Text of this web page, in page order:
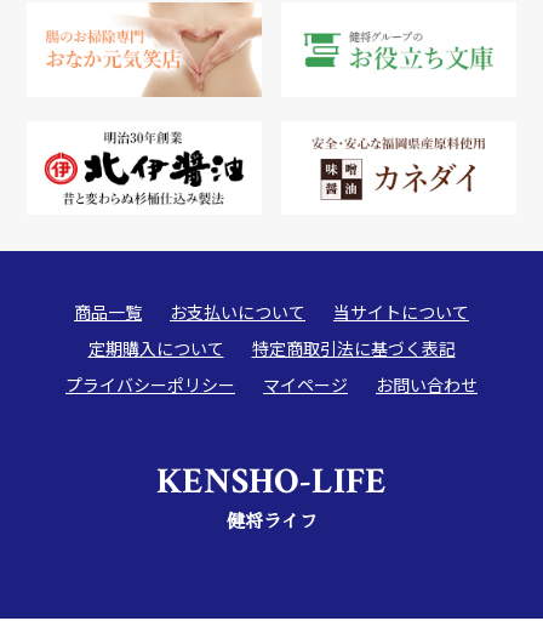
商品一覧 お支払いについて
当サイトについて
定期購入について
特定商取引法に基づく表記
プライバシーポリシー
マイページ お問い合わせ
KENSHO-LIFE
健将ライフ